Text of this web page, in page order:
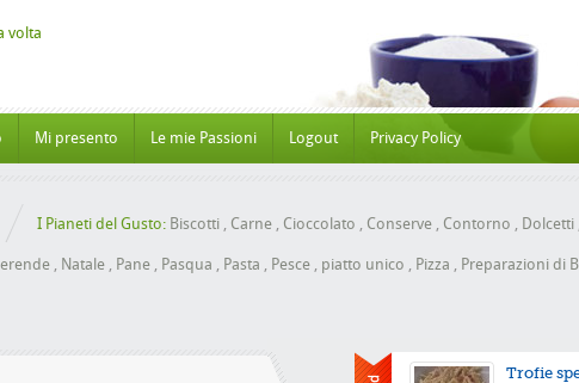
Mi presento Le mie Passioni Logout Privacy Policy
I Pianeti del Gusto: Biscotti , Carne , Cioccolato , Conserve , Contorno , Dolcetti
, Natale , Pane , Pasqua , Pasta , Pesce , piatto unico , Pizza , Preparazioni di
Trofie